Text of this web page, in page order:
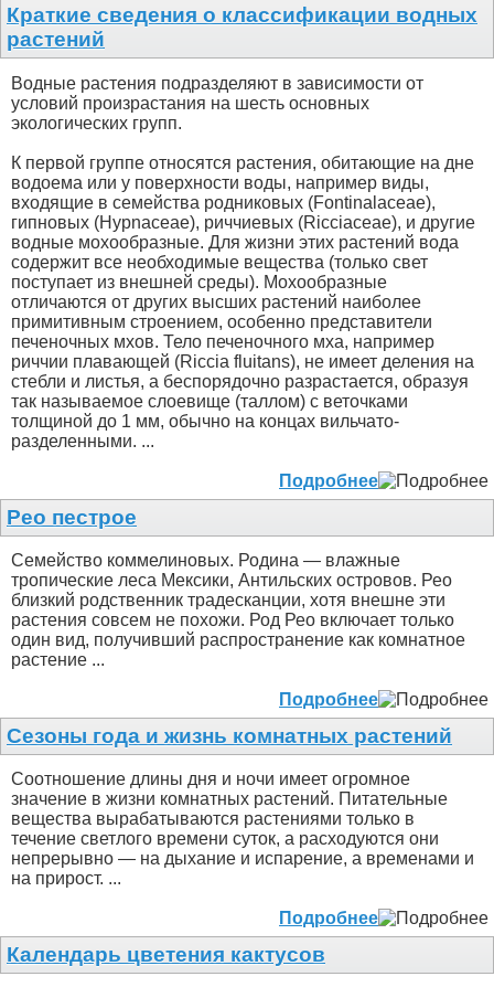
Краткие сведения о классификации водных
растений
Водные растения подразделяют в зависимости от
условий произрастания на шесть основных
экологических групп.
К первой группе относятся растения, обитающие на дне
водоема или у поверхности воды, например виды,
входящие в семейства родниковых (Fontinalaceae),
гипновых (Нурnасеае), риччиевых (Ricciaceae), и другие
водные мохообразные. Для жизни этих растений вода
содержит все необходимые вещества (только свет
поступает из внешней среды). Мохообразные
отличаются от других высших растений наиболее
примитивным строением, особенно представители
печеночных мхов. Тело печеночного мха, например
риччии плавающей (Riccia fluitans), не имеет деления на
стебли и листья, а беспорядочно разрастается, образуя
так называемое слоевище (таллом) с веточками
толщиной до 1 мм, обычно на концах вильчато-
разделенными. ...
Подробнее
Рео пестрое
Семейство коммелиновых. Родина — влажные
тропические леса Мексики, Антильских островов. Рео
близкий родственник традесканции, хотя внешне эти
растения совсем не похожи. Род Рео включает только
один вид, получивший распространение как комнатное
растение ...
Подробнее
Сезоны года и жизнь комнатных растений
Соотношение длины дня и ночи имеет огромное
значение в жизни комнатных растений. Питательные
вещества вырабатываются растениями только в
течение светлого времени суток, а расходуются они
непрерывно — на дыхание и испарение, а временами и
на прирост. ...
Подробнее
Календарь цветения кактусов